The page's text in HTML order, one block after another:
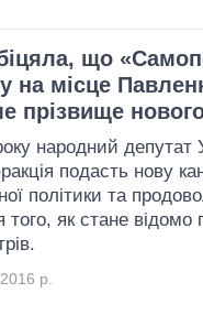
що
на місце
прізвище
народний депутат
подасть нову
політики та
того, як стане відомо
р.